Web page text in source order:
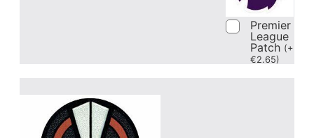
Premier
League
Patch (+
€2.65)